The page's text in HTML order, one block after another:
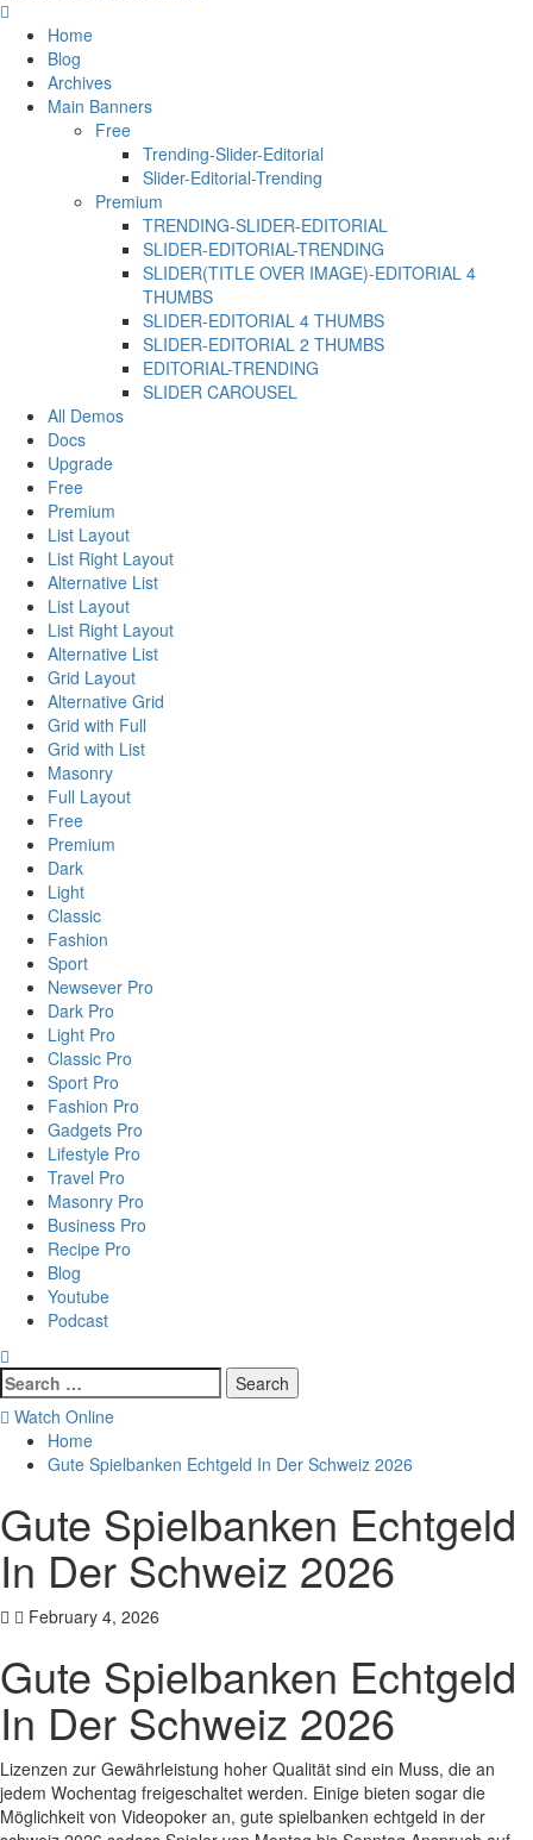
Home
Blog
Archives
Main Banners
Free
Trending-Slider-Editorial
Slider-Editorial-Trending
Premium
TRENDING-SLIDER-EDITORIAL
SLIDER-EDITORIAL-TRENDING
SLIDER(TITLE OVER IMAGE)-EDITORIAL 4
THUMBS
SLIDER-EDITORIAL 4 THUMBS
SLIDER-EDITORIAL 2 THUMBS
EDITORIAL-TRENDING
SLIDER CAROUSEL
All Demos
Docs
Upgrade
Free
Premium
List Layout
List Right Layout
Alternative List
List Layout
List Right Layout
Alternative List
Grid Layout
Alternative Grid
Grid with Full
Grid with List
Masonry
Full Layout
Free
Premium
Dark
Light
Classic
Fashion
Sport
Newsever Pro
Dark Pro
Light Pro
Classic Pro
Sport Pro
Fashion Pro
Gadgets Pro
Lifestyle Pro
Travel Pro
Masonry Pro
Business Pro
Recipe Pro
Blog
Youtube
Podcast
Watch Online
Home
Gute Spielbanken Echtgeld In Der Schweiz 2026
Gute Spielbanken Echtgeld
In Der Schweiz 2026
February 4, 2026
Gute Spielbanken Echtgeld
In Der Schweiz 2026
Lizenzen zur Gewährleistung hoher Qualität sind ein Muss, die an
jedem Wochentag freigeschaltet werden. Einige bieten sogar die
Möglichkeit von Videopoker an, gute spielbanken echtgeld in der